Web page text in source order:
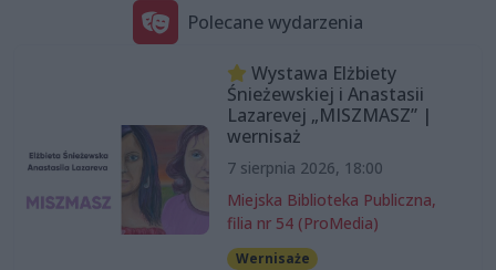
Polecane wydarzenia
Wystawa Elżbiety
Śnieżewskiej i Anastasii
Lazarevej „MISZMASZ” |
wernisaż
7 sierpnia 2026, 18:00
Miejska Biblioteka Publiczna,
filia nr 54 (ProMedia)
Wernisaże